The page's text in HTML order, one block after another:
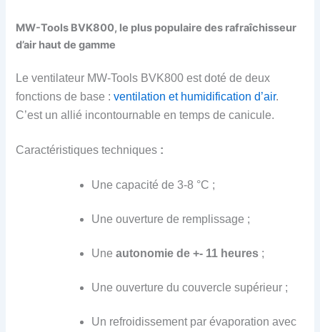
MW-Tools BVK800, le plus populaire des rafraîchisseur
d’air haut de gamme
Le ventilateur MW-Tools BVK800estdoté dedeux
fonctions de base :ventilation et humidification d’air.
C’est un allié incontournableen temps de canicule.
Caractéristiques techniques :
Une capacité de 3-8 °C ;
Une ouverture de remplissage ;
Uneautonomie de +- 11 heures ;
Une ouverture du couvercle supérieur ;
Un refroidissement par évaporation avec